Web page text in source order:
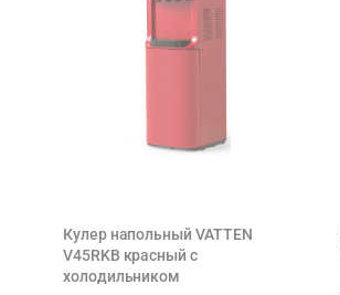
Кулер напольный VATTEN
V45RKB красный с
холодильником